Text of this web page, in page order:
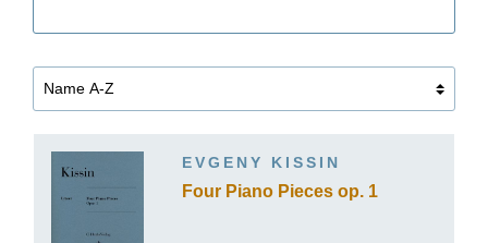
EVGENY KISSIN
Four Piano Pieces op. 1